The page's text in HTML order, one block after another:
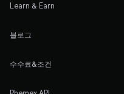
Learn & Earn
블로그
수수료&조건